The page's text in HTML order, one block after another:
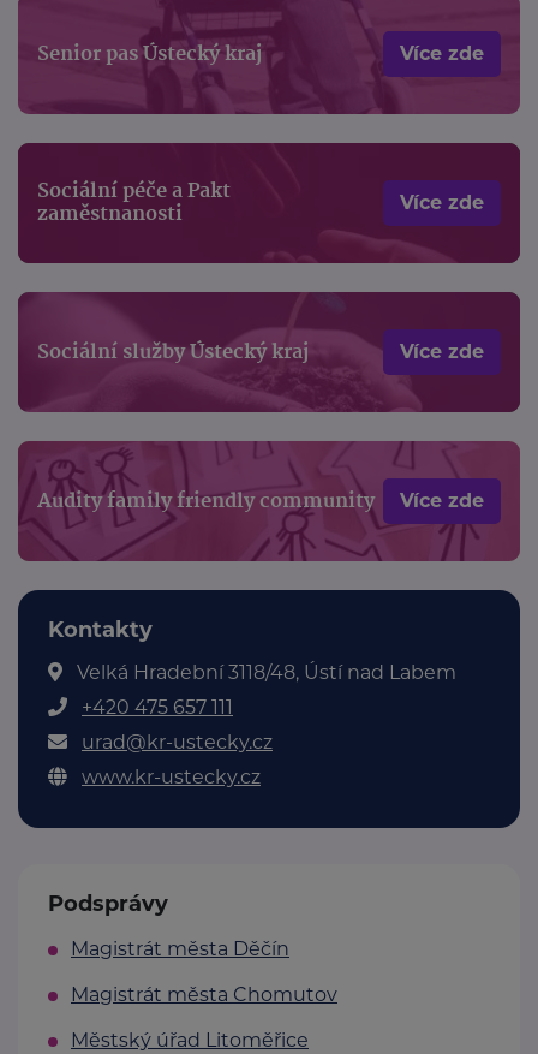
Senior pas Ústecký kraj Více zde
Sociální péče a Pakt
zaměstnanosti Více zde
Sociální služby Ústecký kraj Více zde
Audity family friendly community Více zde
Kontakty
Velká Hradební 3118/48, Ústí nad Labem
+420 475 657 111
urad@kr-ustecky.cz
www.kr-ustecky.cz
Podsprávy
Magistrát města Děčín
Magistrát města Chomutov
Městský úřad Litoměřice